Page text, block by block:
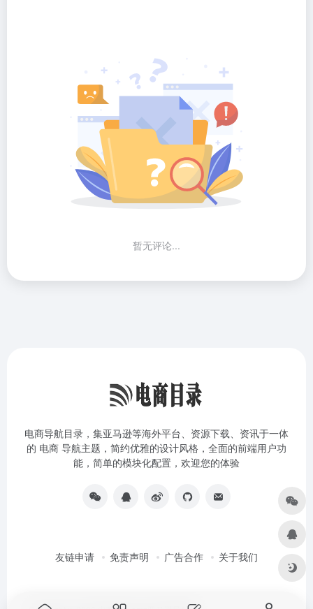
暂无评论...
电商导航目录，集亚马逊等海外平台、资源下载、资讯于一体
的 电商 导航主题，简约优雅的设计风格，全面的前端用户功
能，简单的模块化配置，欢迎您的体验
友链申请 免责声明 广告合作 关于我们